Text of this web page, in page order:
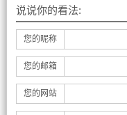
说说你的看法:
您的昵称
您的邮箱
您的网站